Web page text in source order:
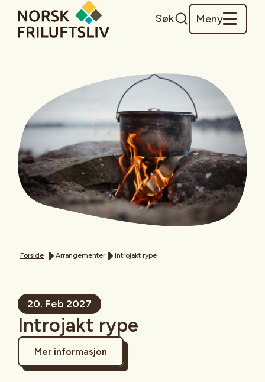
Søk Meny
Forside Arrangementer Introjakt rype
20. Feb 2027
Introjakt rype
Mer informasjon